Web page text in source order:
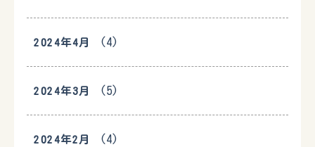
2024年4月 (4)
2024年3月 (5)
2024年2月 (4)